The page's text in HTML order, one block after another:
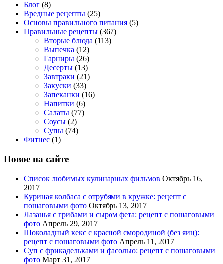
Блог (8)
Вредные рецепты (25)
Основы правильного питания (5)
Правильные рецепты (367)
Вторые блюда (113)
Выпечка (12)
Гарниры (26)
Десерты (13)
Завтраки (21)
Закуски (33)
Запеканки (16)
Напитки (6)
Салаты (77)
Соусы (2)
Супы (74)
Фитнес (1)
Новое на сайте
Список любимых кулинарных фильмов Октябрь 16,
2017
Куриная колбаса с отрубями в кружке: рецепт с
пошаговыми фото Октябрь 13, 2017
Лазанья с грибами и сыром фета: рецепт с пошаговыми
фото Апрель 29, 2017
Шоколадный кекс с красной смородиной (без яиц):
рецепт с пошаговыми фото Апрель 11, 2017
Суп с фрикадельками и фасолью: рецепт с пошаговыми
фото Март 31, 2017